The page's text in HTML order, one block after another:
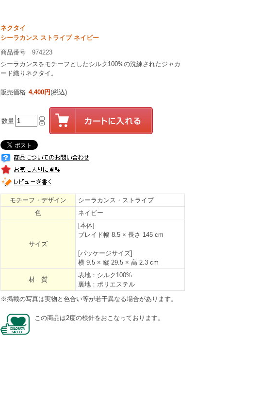
ネクタイ
シーラカンス ストライプ ネイビー
商品番号 974223
シーラカンスをモチーフとしたシルク100%の洗練されたジャカ
ード織りネクタイ。
販売価格 4,400円(税込)
数量
モチーフ・デザイン
シーラカンス・ストライプ
色
ネイビー
サイズ
[本体]
ブレイド幅 8.5 × 長さ 145 cm
[パッケージサイズ]
横 9.5 × 縦 29.5 × 高 2.3 cm
材 質
表地：シルク100%
裏地：ポリエステル
※掲載の写真は実物と色合い等が若干異なる場合があります。
この商品は2度の検針をおこなっております。